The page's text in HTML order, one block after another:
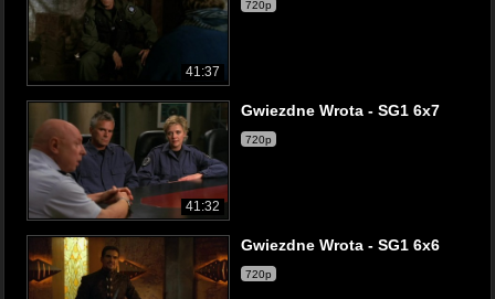
41:37
720p
41:32
Gwiezdne Wrota - SG1 6x7
720p
Gwiezdne Wrota - SG1 6x6
720p